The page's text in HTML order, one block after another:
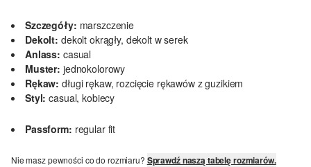
Szczegóły: marszczenie
Dekolt: dekolt okrągły, dekolt w serek
Anlass: casual
Muster: jednokolorowy
Rękaw: długi rękaw, rozcięcie rękawów z guzikiem
Styl: casual, kobiecy
Passform: regular fit
Nie masz pewności co do rozmiaru? Sprawdź naszą tabelę rozmiarów.